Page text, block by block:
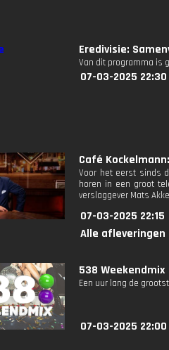
Eredivisie:
Van dit programma is
07-03-2025 22:30
Café
Voor het eerst sinds
horen in een groot
verslaggever Mats
07-03-2025 22:15
Alle afleveringen
538 Weekendmix
Een uur lang de
07-03-2025 22:00